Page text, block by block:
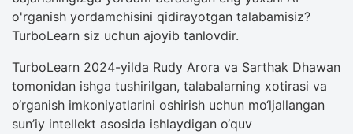
o'rganish yordamchisini qidirayotgan talabamisiz?
TurboLearn siz uchun ajoyib tanlovdir.
TurboLearn 2024-yilda Rudy Arora va Sarthak Dhawan
tomonidan ishga tushirilgan, talabalarning xotirasi va
o‘rganish imkoniyatlarini oshirish uchun mo‘ljallangan
sun’iy intellekt asosida ishlaydigan o‘quv